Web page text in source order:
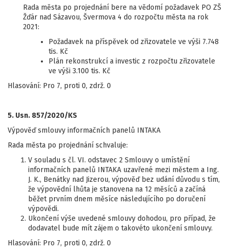
Rada města po projednání bere na vědomí požadavek PO ZŠ
Žďár nad Sázavou, Švermova 4 do rozpočtu města na rok
2021:
Požadavek na příspěvek od zřizovatele ve výši 7.748
tis. Kč
Plán rekonstrukcí a investic z rozpočtu zřizovatele
ve výši 3.100 tis. Kč
Hlasování: Pro 7, proti 0, zdrž. 0
5. Usn. 857/2020/KS
Výpověď smlouvy informačních panelů INTAKA
Rada města po projednání schvaluje:
V souladu s čl. VI. odstavec 2 Smlouvy o umístění
informačních panelů INTAKA uzavřené mezi městem a Ing.
J. K., Benátky nad Jizerou, výpověď bez udání důvodu s tím,
že výpovědní lhůta je stanovena na 12 měsíců a začíná
běžet prvním dnem měsíce následujícího po doručení
výpovědi.
Ukončení výše uvedené smlouvy dohodou, pro případ, že
dodavatel bude mít zájem o takovéto ukončení smlouvy.
Hlasování: Pro 7, proti 0, zdrž. 0